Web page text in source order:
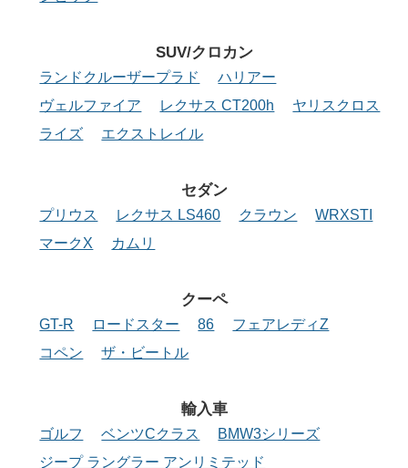
SUV/クロカン
ランドクルーザープラド
ハリアー
ヴェルファイア
レクサス CT200h
ヤリスクロス
ライズ
エクストレイル
セダン
プリウス レクサス LS460 クラウン
WRXSTI
マークX
カムリ
クーペ
GT-R ロードスター 86
フェアレディZ
コペン
ザ・ビートル
輸入車
ゴルフ ベンツCクラス
BMW3シリーズ
ジープ ラングラー アンリミテッド